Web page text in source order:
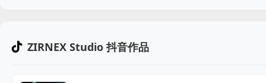
ZIRNEX Studio 抖音作品